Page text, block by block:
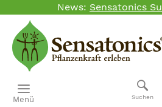
Zum Hauptinhalt springen
News: Sensatonics
Menü Suchen